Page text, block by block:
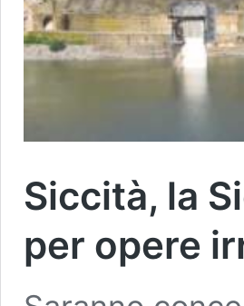
Siccità, la
per opere